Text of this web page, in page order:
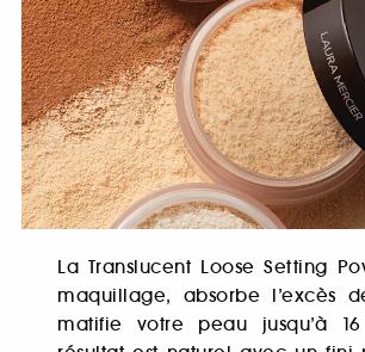
La Translucent Loose Setting
maquillage, absorbe l’excès
matifie votre peau jusqu’à